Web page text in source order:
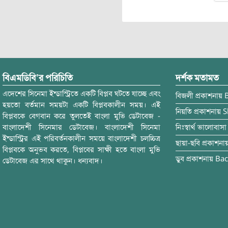
বিএমডিবি’র পরিচিতি
এদেশের সিনেমা ইন্ডাস্ট্রিতে একটি বিপ্লব ঘটতে যাচ্ছে এবং
হয়তো বর্তমান সময়টা একটি বিপ্লবকালীন সময়। এই
বিপ্লবকে বেগবান করে তুলতেই বাংলা মুভি ডেটাবেজ -
বাংলাদেশী সিনেমার ডেটাবেজ। বাংলাদেশী সিনেমা
ইন্ডাস্ট্রির এই পরিবর্তনকালীন সময়ে বাংলাদেশী চলচ্চিত্র
বিপ্লবকে অনুভব করতে, বিপ্লবের সাক্ষী হতে বাংলা মুভি
ডেটাবেজ এর সাথে থাকুন। ধন্যবাদ।
দর্শক মতামত
বিজলী প্রকাশনায়
নিয়তি প্রকাশনায়
নিঃস্বার্থ ভালোবাসা
ছায়া-ছবি
ডুব প্রকাশনায়